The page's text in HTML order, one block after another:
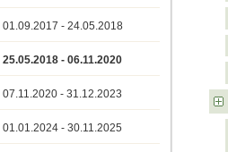
01.09.2017 - 24.05.2018
25.05.2018 - 06.11.2020
07.11.2020 - 31.12.2023
01.01.2024 - 30.11.2025